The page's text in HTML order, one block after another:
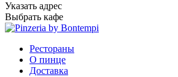
Указать адрес
Выбрать кафе
Рестораны
О пинце
Доставка